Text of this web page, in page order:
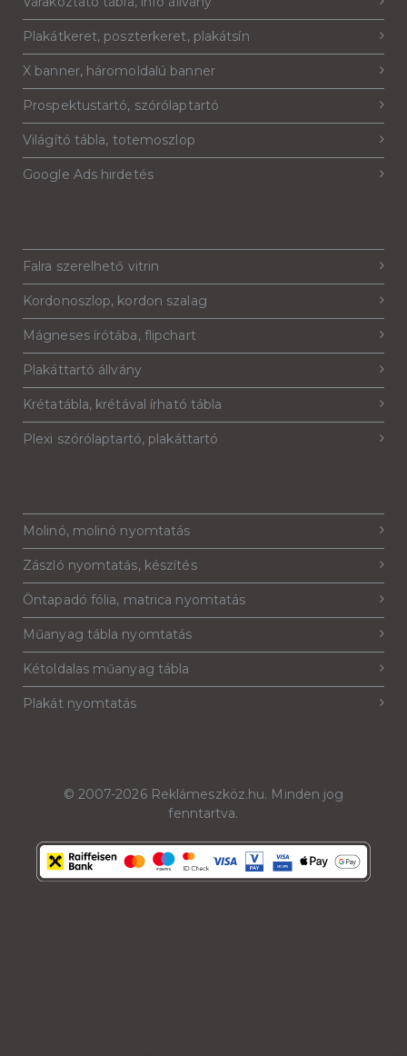
Plakátkeret, poszterkeret, plakátsín
X banner, háromoldalú banner
Prospektustartó, szórólaptartó
Világító tábla, totemoszlop
Google Ads hirdetés
Falra szerelhető vitrin
Kordonoszlop, kordon szalag
Mágneses írótába, flipchart
Plakáttartó állvány
Krétatábla, krétával írható tábla
Plexi szórólaptartó, plakáttartó
Molinó, molinó nyomtatás
Zászló nyomtatás, készítés
Öntapadó fólia, matrica nyomtatás
Műanyag tábla nyomtatás
Kétoldalas műanyag tábla
Plakát nyomtatás
© 2007-2026 Reklámeszköz.hu. Minden jog
fenntartva.